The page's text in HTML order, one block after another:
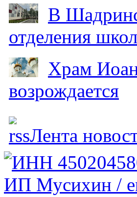
В
отделения
Храм
возрождается
Лента